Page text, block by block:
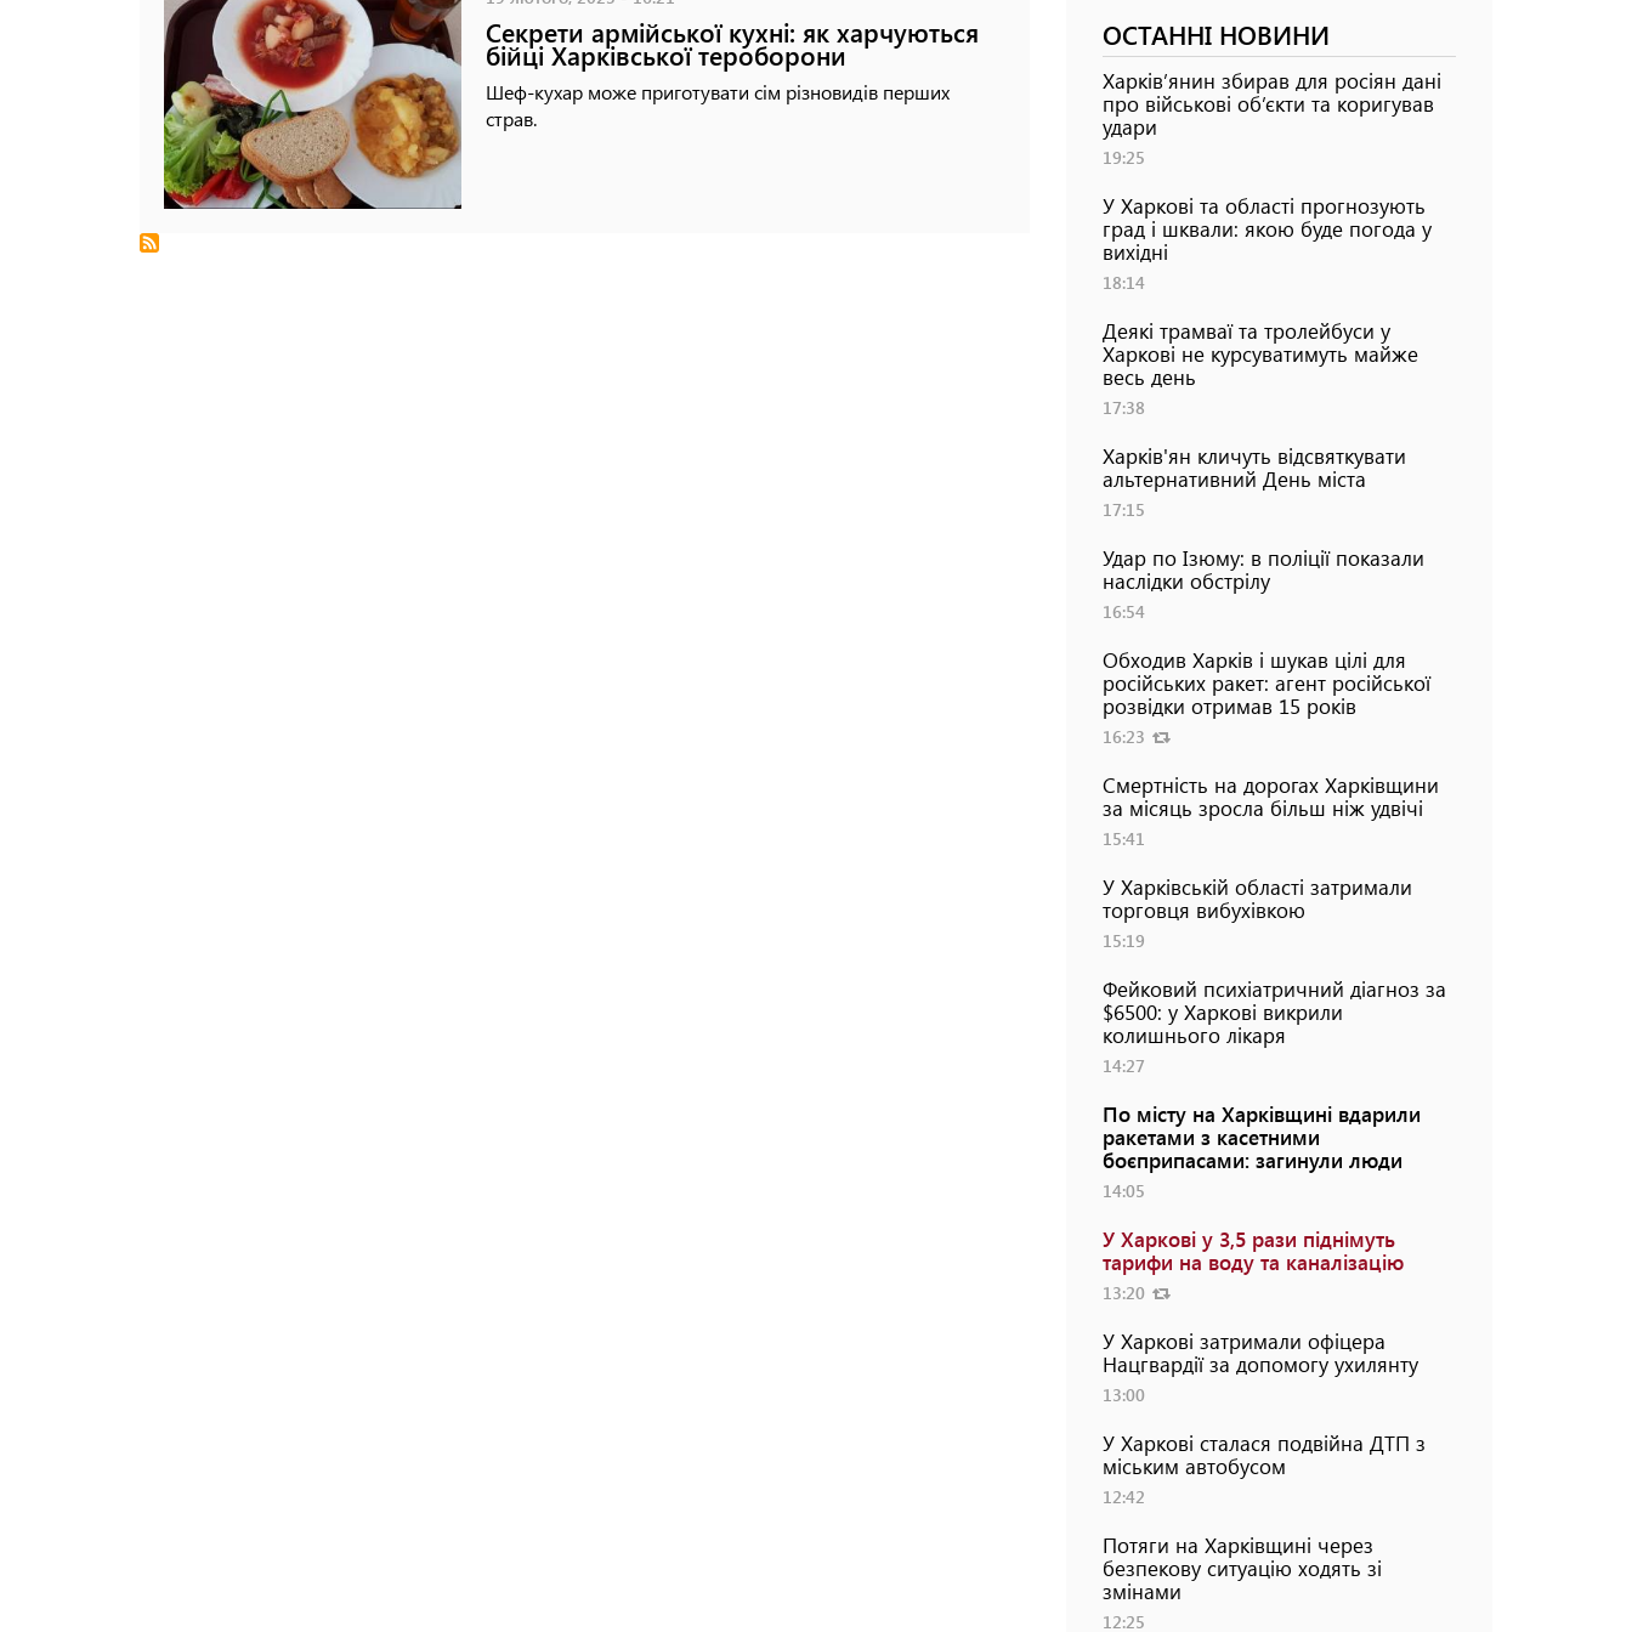
Секрети армійської кухні: як харчуються
бійці Харківської тероборони
Шеф-кухар може приготувати сім різновидів перших
страв.
ОСТАННІ НОВИНИ
Харків’янин збирав для росіян дані
про військові об’єкти та коригував
удари
19:25
У Харкові та області прогнозують
град і шквали: якою буде погода у
вихідні
18:14
Деякі трамваї та тролейбуси у
Харкові не курсуватимуть майже
весь день
17:38
Харків'ян кличуть відсвяткувати
альтернативний День міста
17:15
Удар по Ізюму: в поліції показали
наслідки обстрілу
16:54
Обходив Харків і шукав цілі для
російських ракет: агент російської
розвідки отримав 15 років
16:23
Смертність на дорогах Харківщини
за місяць зросла більш ніж удвічі
15:41
У Харківській області затримали
торговця вибухівкою
15:19
Фейковий психіатричний діагноз за
$6500: у Харкові викрили
колишнього лікаря
14:27
По місту на Харківщині вдарили
ракетами з касетними
боєприпасами: загинули люди
14:05
У Харкові у 3,5 рази піднімуть
тарифи на воду та каналізацію
13:20
У Харкові затримали офіцера
Нацгвардії за допомогу ухилянту
13:00
У Харкові сталася подвійна ДТП з
міським автобусом
12:42
Потяги на Харківщині через
безпекову ситуацію ходять зі
змінами
12:25